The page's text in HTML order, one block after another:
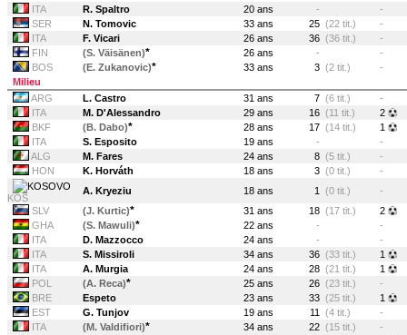
ITA
R. Spaltro 20 ans -
-
SER
N. Tomovic 33 ans 25 (22 tit.)
-
ITA
F. Vicari 26 ans 36 (36 tit.)
-
FIN
(S. Väisänen)* 26 ans -
-
BOS
(E. Zukanovic)* 33 ans 3 (2 tit.)
-
Milieu
ARG
L. Castro 31 ans 7 (6 tit.)
-
ITA
M. D'Alessandro 29 ans 16 (11 tit.)
2
BKF
(B. Dabo)* 28 ans 17 (14 tit.)
1
ITA
S. Esposito 19 ans -
-
ALG
M. Fares 24 ans 8 (5 tit.)
-
HON
K. Horváth 18 ans 3 (0 tit.) -
KOS
A. Kryeziu 18 ans 1 (0 tit.)
-
SLV
(J. Kurtic)* 31 ans 18 (17 tit.)
2
GHA
(S. Mawuli)* 22 ans -
-
ITA
D. Mazzocco 24 ans -
-
ITA
S. Missiroli 34 ans 36 (33 tit.)
1
ITA
A. Murgia 24 ans 28 (21 tit.)
1
POL
(A. Reca)* 25 ans 26 (23 tit.)
-
BRE
Espeto 23 ans 33 (25 tit.)
1
EST
G. Tunjov 19 ans 11 (4 tit.)
-
ITA
(M. Valdifiori)* 34 ans 22 (15 tit.)
-